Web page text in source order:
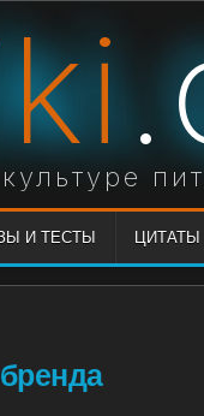
И ТЕСТЫ ЦИТАТЫ